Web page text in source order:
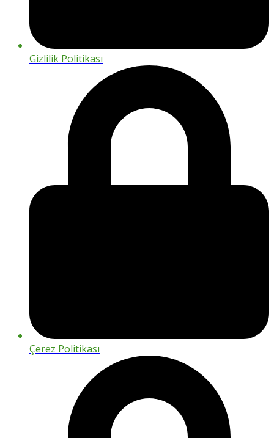
Gizlilik Politikası
Çerez Politikası